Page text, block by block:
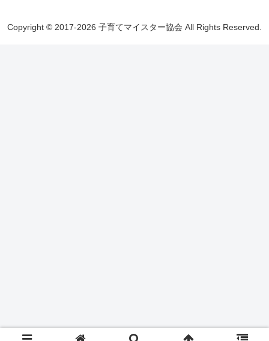
Copyright © 2017-2026 子育てマイスター協会 All Rights Reserved.